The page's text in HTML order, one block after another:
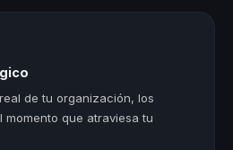
de tu organización, los
momento que atraviesa tu